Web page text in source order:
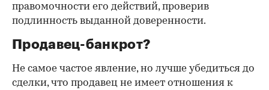
правомочности его действий, проверив
подлинность выданной доверенности.
Продавец-банкрот?
Не самое частое явление, но лучше убедиться до
сделки, что продавец не имеет отношения к